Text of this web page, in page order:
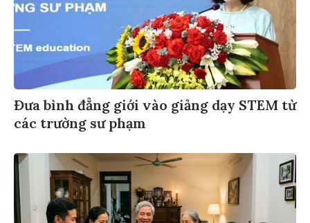
Đưa bình đẳng giới vào giảng dạy STEM từ
các trường sư phạm